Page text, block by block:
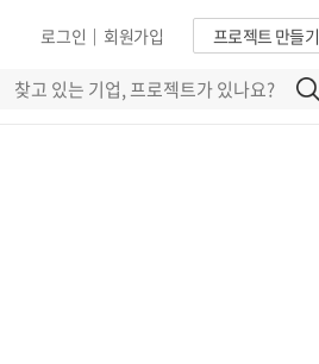
프로젝트 만들기
회원가입
|
로그인